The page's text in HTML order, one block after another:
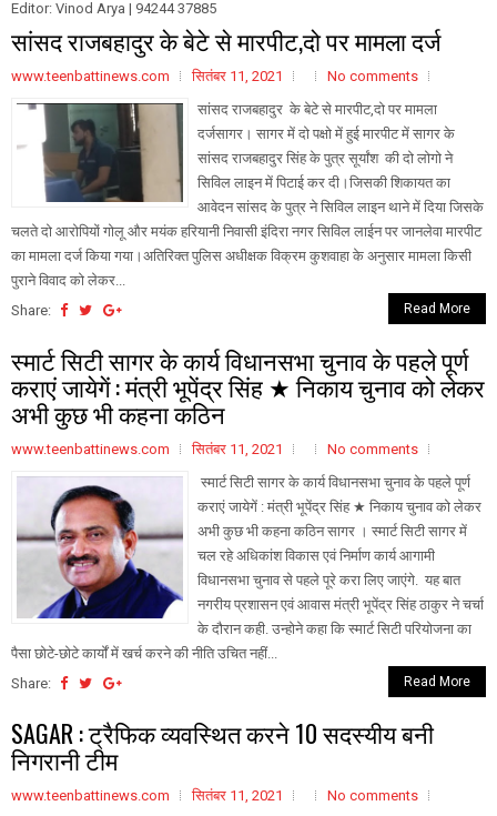
Editor: Vinod Arya | 94244 37885
सांसद राजबहादुर के बेटे से मारपीट,दो पर मामला दर्ज
www.teenbattinews.com सितंबर 11, 2021
No comments
सांसद राजबहादुर के बेटे से मारपीट,दो पर मामला
दर्जसागर। सागर में दो पक्षो में हुई मारपीट में सागर के
सांसद राजबहादुर सिंह के पुत्र सूर्यांश की दो लोगो ने
सिविल लाइन में पिटाई कर दी।जिसकी शिकायत का
आवेदन सांसद के पुत्र ने सिविल लाइन थाने में दिया जिसके
चलते दो आरोपियों गोलू और मयंक हरियानी निवासी इंदिरा नगर सिविल लाईन पर जानलेवा मारपीट
का मामला दर्ज किया गया।अतिरिक्त पुलिस अधीक्षक विक्रम कुशवाहा के अनुसार मामला किसी
पुराने विवाद को लेकर...
Share:
Read More
स्मार्ट सिटी सागर के कार्य विधानसभा चुनाव के पहले पूर्ण
कराएं जायेगें : मंत्री भूपेंद्र सिंह ★ निकाय चुनाव को लेकर
अभी कुछ भी कहना कठिन
www.teenbattinews.com सितंबर 11, 2021
No comments
स्मार्ट सिटी सागर के कार्य विधानसभा चुनाव के पहले पूर्ण
कराएं जायेगें : मंत्री भूपेंद्र सिंह ★ निकाय चुनाव को लेकर
अभी कुछ भी कहना कठिन सागर । स्मार्ट सिटी सागर में
चल रहे अधिकांश विकास एवं निर्माण कार्य आगामी
विधानसभा चुनाव से पहले पूरे करा लिए जाएंगे. यह बात
नगरीय प्रशासन एवं आवास मंत्री भूपेंद्र सिंह ठाकुर ने चर्चा
के दौरान कही. उन्होने कहा कि स्मार्ट सिटी परियोजना का
पैसा छोटे-छोटे कार्यों में खर्च करने की नीति उचित नहीं...
Share:
Read More
SAGAR : ट्रैफिक व्यवस्थित करने 10 सदस्यीय बनी
निगरानी टीम
www.teenbattinews.com सितंबर 11, 2021
No comments